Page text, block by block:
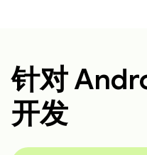
针对
开发